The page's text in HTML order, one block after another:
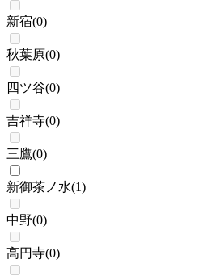
新宿(0)
秋葉原(0)
四ツ谷(0)
吉祥寺(0)
三鷹(0)
新御茶ノ水(1)
中野(0)
高円寺(0)